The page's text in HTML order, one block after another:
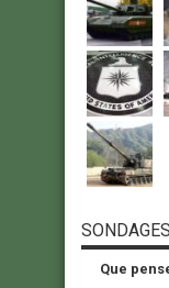
SONDAGES
Que